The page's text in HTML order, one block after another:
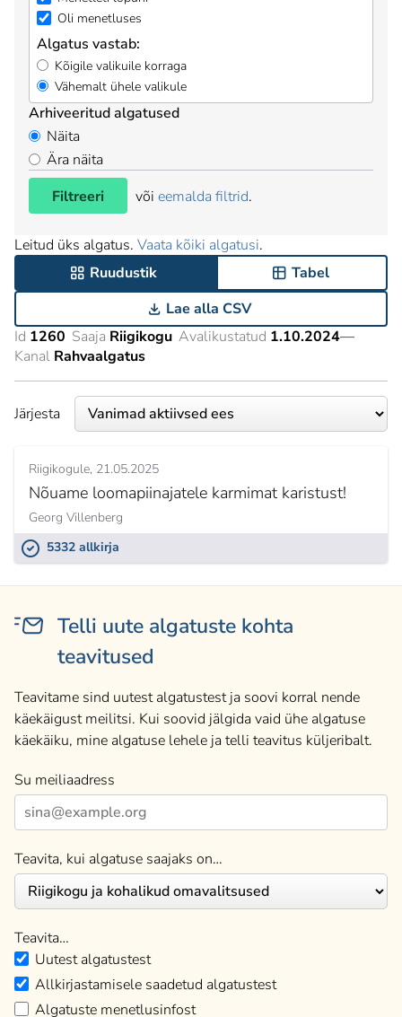
Oli menetluses
Algatus vastab:
Kõigile valikuile korraga
Vähemalt ühele valikule
Arhiveeritud algatused
Näita
Ära näita
Filtreeri
või eemalda filtrid.
Leitud üks algatus. Vaata kõiki algatusi.
Ruudustik
Tabel
Lae alla CSV
Id 1260 Saaja Riigikogu Avalikustatud 1.10.2024—
Kanal Rahvaalgatus
Järjesta
Riigikogule 21.05.2025
Nõuame loomapiinajatele karmimat karistust!
Georg Villenberg
5332 allkirja
Telli uute algatuste kohta
teavitused
Teavitame sind uutest algatustest ja soovi korral nende
käekäigust meilitsi. Kui soovid jälgida vaid ühe algatuse
käekäiku, mine algatuse lehele ja telli teavitus küljeribalt.
Su meiliaadress
Teavita, kui algatuse saajaks on…
Teavita…
Uutest algatustest
Allkirjastamisele saadetud algatustest
Algatuste menetlusinfost